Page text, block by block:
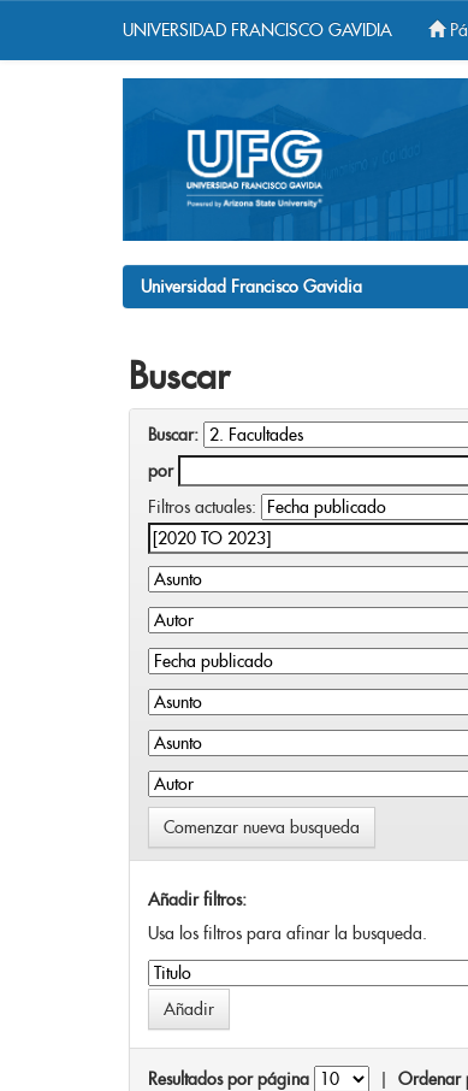
UNIVERSIDAD FRANCISCO GAVIDIA
Universidad Francisco Gavidia
Buscar
Buscar:
por
Filtros actuales:
Comenzar nueva busqueda
Añadir filtros:
Usa los filtros para afinar la busqueda.
Resultados por página Ordenar